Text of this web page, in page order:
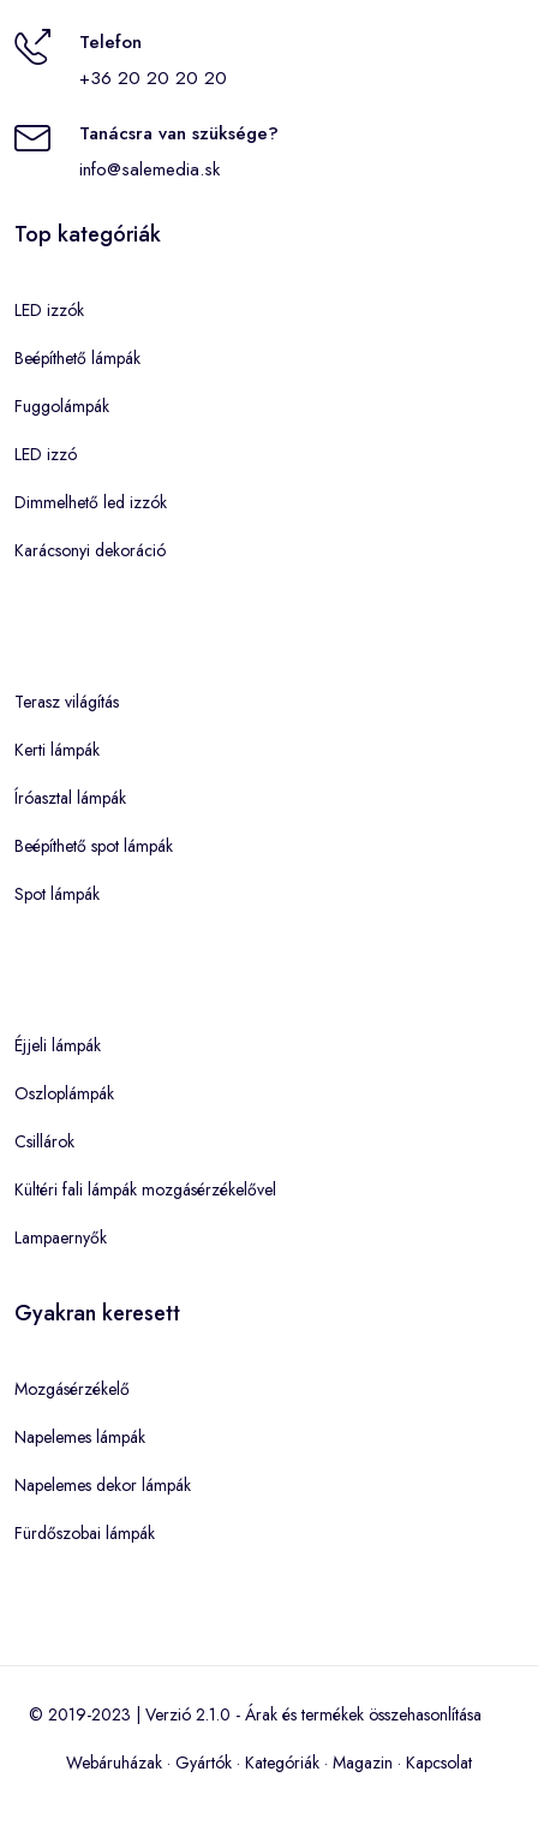
Telefon
+36 20 20 20 20
Tanácsra van szüksége?
info@salemedia.sk
Top kategóriák
LED izzók
Beépíthető lámpák
Fuggolámpák
LED izzó
Dimmelhető led izzók
Karácsonyi dekoráció
Terasz világítás
Kerti lámpák
Íróasztal lámpák
Beépíthető spot lámpák
Spot lámpák
Éjjeli lámpák
Oszloplámpák
Csillárok
Kültéri fali lámpák mozgásérzékelővel
Lampaernyők
Gyakran keresett
Mozgásérzékelő
Napelemes lámpák
Napelemes dekor lámpák
Fürdőszobai lámpák
© 2019-2023 | Verzió 2.1.0 - Árak és termékek összehasonlítása
Webáruházak · Gyártók · Kategóriák · Magazin · Kapcsolat